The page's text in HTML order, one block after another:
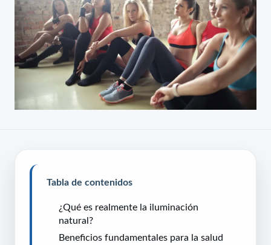
Tabla de contenidos
¿Qué es realmente la iluminación
natural?
Beneficios fundamentales para la salud